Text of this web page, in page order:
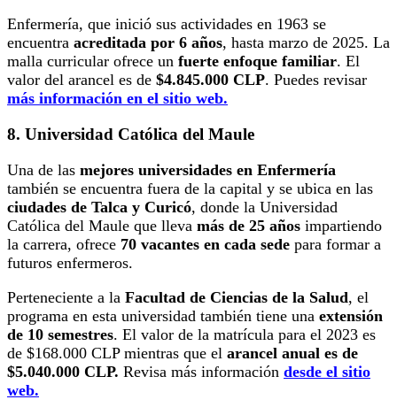
Enfermería, que inició sus actividades en 1963 se
encuentra acreditada por 6 años, hasta marzo de 2025. La
malla curricular ofrece un fuerte enfoque familiar. El
valor del arancel es de $4.845.000 CLP. Puedes revisar
más información en el sitio web.
8. Universidad Católica del Maule
Una de las mejores universidades en Enfermería
también se encuentra fuera de la capital y se ubica en las
ciudades de Talca y Curicó, donde la Universidad
Católica del Maule que lleva más de 25 años impartiendo
la carrera, ofrece 70 vacantes en cada sede para formar a
futuros enfermeros.
Perteneciente a la Facultad de Ciencias de la Salud, el
programa en esta universidad también tiene una extensión
de 10 semestres. El valor de la matrícula para el 2023 es
de $168.000 CLP mientras que el arancel anual es de
$5.040.000 CLP. Revisa más información desde el sitio
web.